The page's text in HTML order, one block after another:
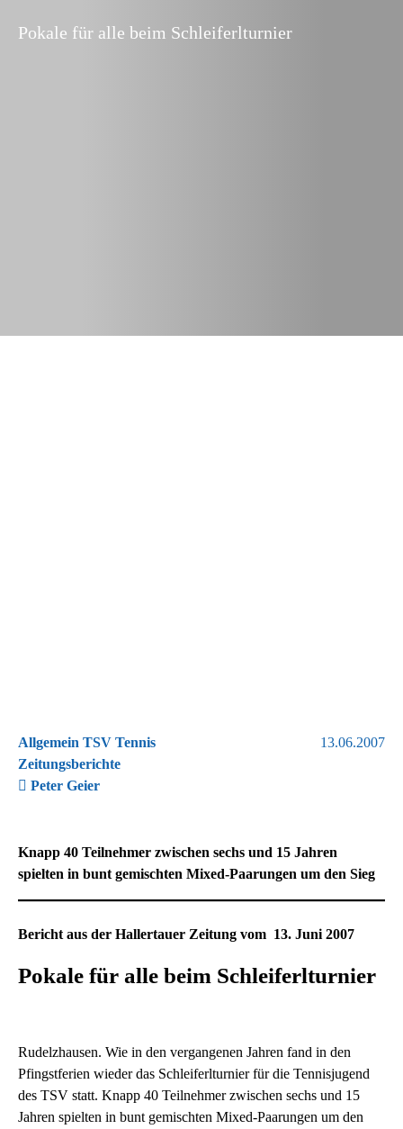
Pokale für alle beim Schleiferlturnier
Allgemein TSV Tennis
Zeitungsberichte
Peter Geier
13.06.2007
Knapp 40 Teilnehmer zwischen sechs und 15 Jahren
spielten in bunt gemischten Mixed-Paarungen um den Sieg
Bericht aus der Hallertauer Zeitung vom 13. Juni 2007
Pokale für alle beim Schleiferlturnier
Rudelzhausen. Wie in den vergangenen Jahren fand in den
Pfingstferien wieder das Schleiferlturnier für die Tennisjugend
des TSV statt. Knapp 40 Teilnehmer zwischen sechs und 15
Jahren spielten in bunt gemischten Mixed-Paarungen um den